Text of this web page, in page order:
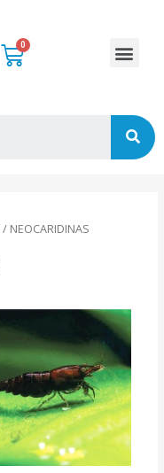
/ NEOCARIDINAS